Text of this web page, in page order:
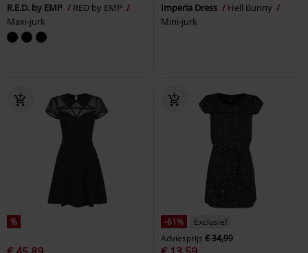
R.E.D. by EMP
RED by EMP
Maxi-jurk
Imperia Dress
Hell Bunny
Mini-jurk
% -61%
Exclusief
Adviesprijs € 34,99